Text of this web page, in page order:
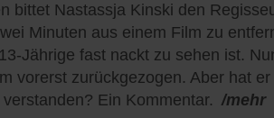
bittet Nastassja Kinski den
Minuten aus einem Film zu
Jährige fast nackt zu sehen ist.
vorerst zurückgezogen. Aber hat er
Ein Kommentar. /mehr